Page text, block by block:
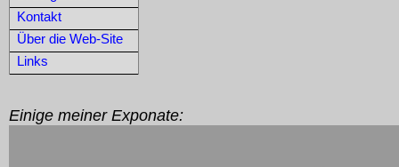
Kontakt
Über die Web-Site
Links
Einige meiner Exponate: